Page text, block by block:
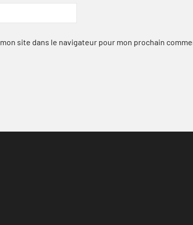
site dans le navigateur pour mon prochain